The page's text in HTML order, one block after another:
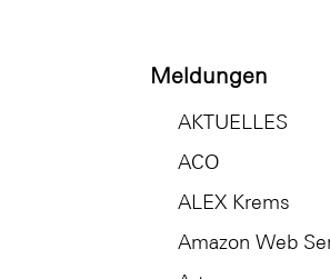
Meldungen
AKTUELLES
ACO
ALEX Krems
Amazon Web